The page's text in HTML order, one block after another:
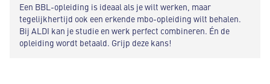
Een BBL-opleiding is ideaal als je wilt werken, maar
tegelijkhertijd ook een erkende mbo-opleiding wilt behalen.
Bij ALDI kan je studie en werk perfect combineren. Én de
opleiding wordt betaald. Grijp deze kans!